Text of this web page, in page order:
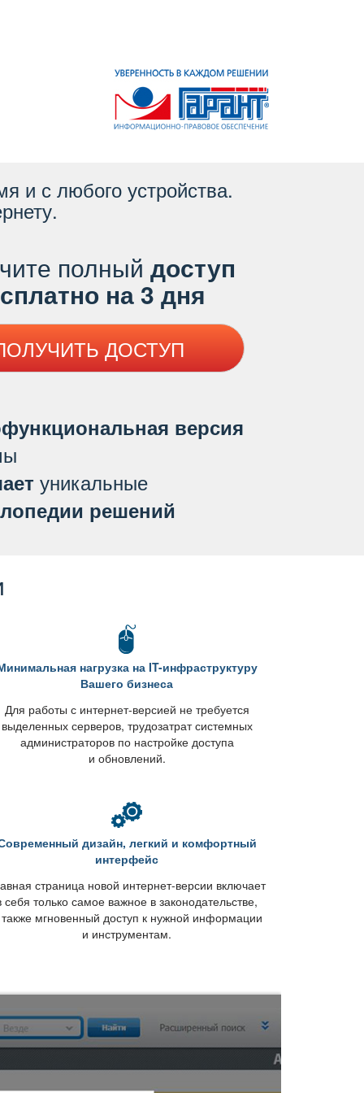
и с любого устройства.
полный доступ
на 3 дня
ДОСТУП
версия
уникальные
решений
нагрузка на IT-инфраструктуру
ашего бизнеса
Для работы с интернет-версией не требуется
ыделенных серверов, трудозатрат системных
администраторов по настройке доступа
и обновлений.
дизайн, легкий и комфортный
интерфейс
страница новой интернет-версии включает
только самое важное в законодательстве,
мгновенный доступ к нужной информации
и инструментам.